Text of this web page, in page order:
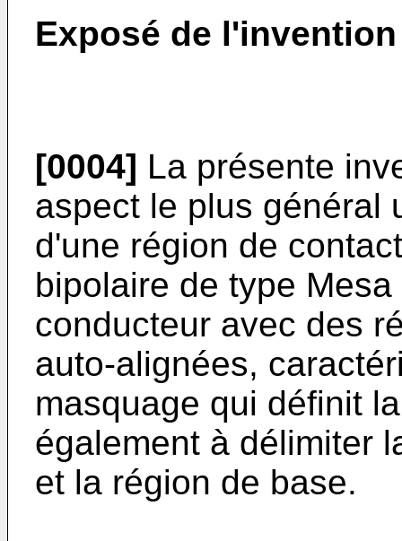
Exposé de l'invention
[0004] La présente
aspect le plus général
d'une région de
bipolaire de type
conducteur avec des
auto-alignées,
masquage qui définit
également à délimiter
et la région de base.